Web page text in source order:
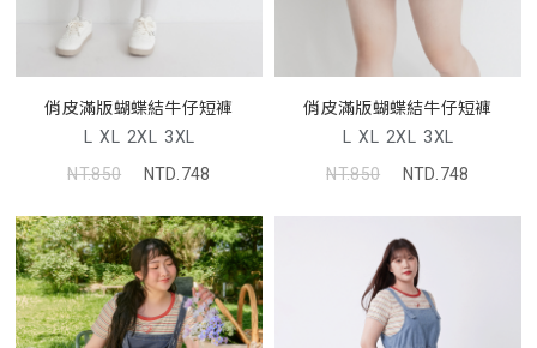
俏皮滿版蝴蝶結牛仔短褲
L XL 2XL 3XL
NT.850
NTD.748
俏皮滿版蝴蝶結牛仔短褲
L XL 2XL 3XL
NT.850
NTD.748